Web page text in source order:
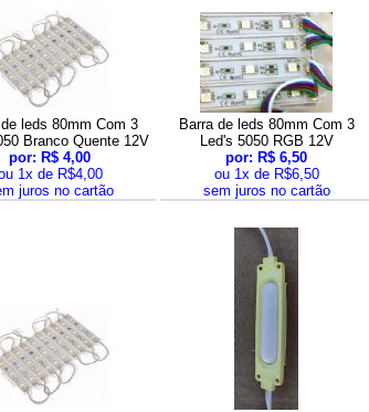
leds 80mm Com 3
Branco Quente 12V
por: R$ 4,00
1x de R$4,00
juros no cartão
Barra de leds 80mm Com 3
Led's 5050 RGB 12V
por: R$ 6,50
ou 1x de R$6,50
sem juros no cartão